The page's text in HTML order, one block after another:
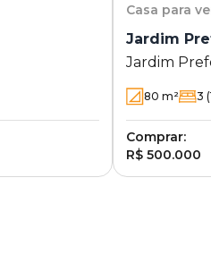
Casa para
Jardim
Jardim
80 m² 3
Comprar:
R$ 500.000